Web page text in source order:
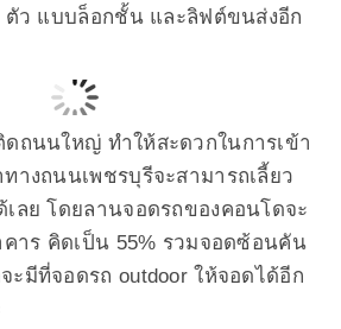
ตัว แบบล็อกชั้น และลิฟต์ขนส่งอีก
ถนนใหญ่ ทำให้สะดวกในการเข้า
างถนนเพชรบุรีจะสามารถเลี้ยว
ลย โดยลานจอดรถของคอนโดจะ
าร คิดเป็น 55% รวมจอดซ้อนคัน
มีที่จอดรถ outdoor ให้จอดได้อีก